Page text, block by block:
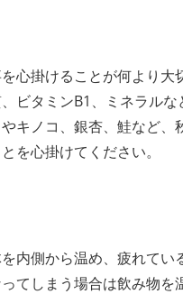
心掛けることが何より
ビタミンB1、ミネラル
キノコ、銀杏、鮭など、
を心掛けてください。
内側から温め、疲れてい
てしまう場合は飲み物